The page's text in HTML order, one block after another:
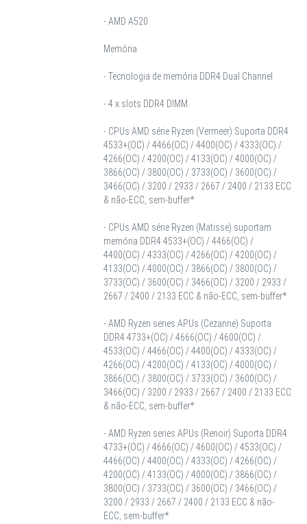
- AMD A520
Memória
- Tecnologia de memória DDR4 Dual Channel
- 4 x slots DDR4 DIMM
- CPUs AMD série Ryzen (Vermeer) Suporta DDR4
4533+(OC) / 4466(OC) / 4400(OC) / 4333(OC) /
4266(OC) / 4200(OC) / 4133(OC) / 4000(OC) /
3866(OC) / 3800(OC) / 3733(OC) / 3600(OC) /
3466(OC) / 3200 / 2933 / 2667 / 2400 / 2133 ECC
& não-ECC, sem-buffer*
- CPUs AMD série Ryzen (Matisse) suportam
memória DDR4 4533+(OC) / 4466(OC) /
4400(OC) / 4333(OC) / 4266(OC) / 4200(OC) /
4133(OC) / 4000(OC) / 3866(OC) / 3800(OC) /
3733(OC) / 3600(OC) / 3466(OC) / 3200 / 2933 /
2667 / 2400 / 2133 ECC & não-ECC, sem-buffer*
- AMD Ryzen series APUs (Cezanne) Suporta
DDR4 4733+(OC) / 4666(OC) / 4600(OC) /
4533(OC) / 4466(OC) / 4400(OC) / 4333(OC) /
4266(OC) / 4200(OC) / 4133(OC) / 4000(OC) /
3866(OC) / 3800(OC) / 3733(OC) / 3600(OC) /
3466(OC) / 3200 / 2933 / 2667 / 2400 / 2133 ECC
& não-ECC, sem-buffer*
- AMD Ryzen series APUs (Renoir) Suporta DDR4
4733+(OC) / 4666(OC) / 4600(OC) / 4533(OC) /
4466(OC) / 4400(OC) / 4333(OC) / 4266(OC) /
4200(OC) / 4133(OC) / 4000(OC) / 3866(OC) /
3800(OC) / 3733(OC) / 3600(OC) / 3466(OC) /
3200 / 2933 / 2667 / 2400 / 2133 ECC & não-
ECC, sem-buffer*